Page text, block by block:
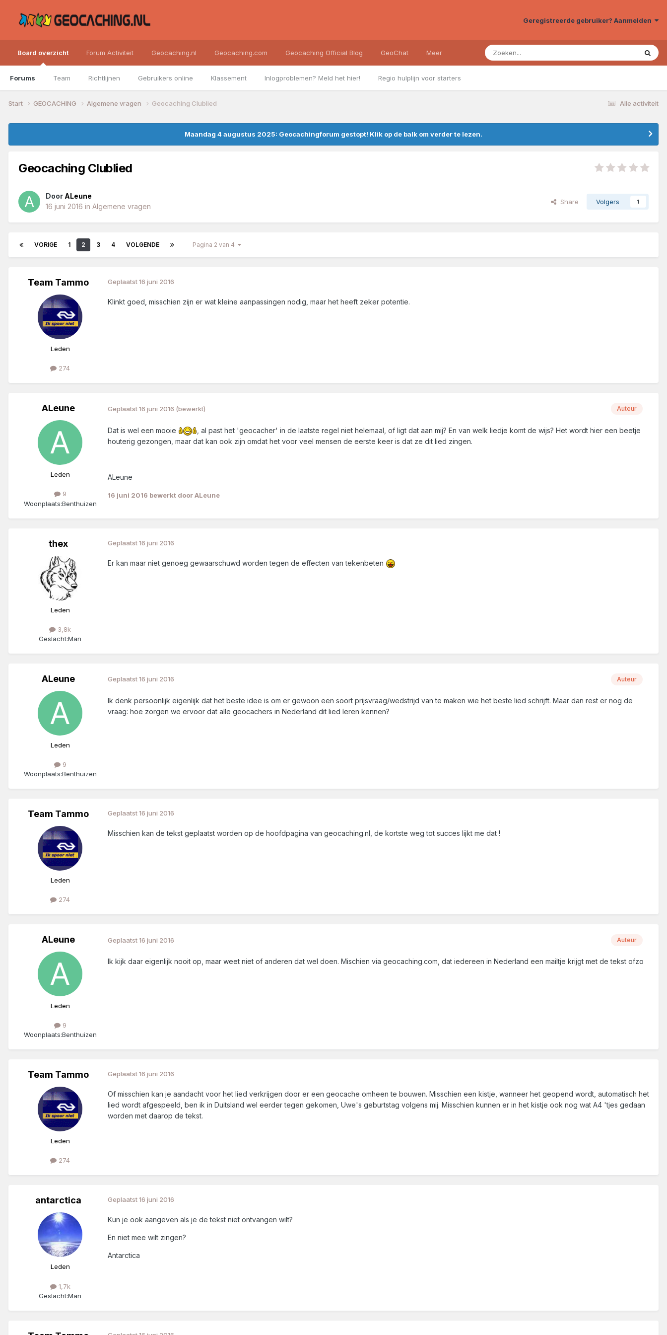
Geregistreerde gebruiker? Aanmelden
Board overzicht
Forums Team Richtlijnen Gebruikers online Klassement Inlogproblemen? Meld het hier! Regio hulplijn voor starters
Forum Activiteit Geocaching.nl Geocaching.com Geocaching Official Blog GeoChat Meer
Alle activiteit
Start GEOCACHING Algemene vragen Geocaching Clublied
Maandag 4 augustus 2025: Geocachingforum gestopt! Klik op de balk om verder te lezen.
Geocaching Clublied
Door ALeune
16 juni 2016 in Algemene vragen
Share Volgers 1
VORIGE 1 2 3 4 VOLGENDE Pagina 2 van 4
Team Tammo
Leden
274
Geplaatst16 juni 2016
Klinkt goed, misschien zijn er wat kleine aanpassingen nodig, maar het heeft zeker potentie.
ALeune
Leden
9
Woonplaats:Benthuizen
Auteur
Geplaatst16 juni 2016 (bewerkt)
Dat is wel een mooie
, al past het 'geocacher' in de laatste regel niet helemaal, of ligt dat aan mij? En van welk liedje komt de wijs? Het wordt hier een beetje
houterig gezongen, maar dat kan ook zijn omdat het voor veel mensen de eerste keer is dat ze dit lied zingen.
ALeune
16 juni 2016 bewerkt door ALeune
thex
Leden
3,8k
Geslacht:Man
Geplaatst16 juni 2016
Er kan maar niet genoeg gewaarschuwd worden tegen de effecten van tekenbeten
ALeune
Leden
9
Woonplaats:Benthuizen
Auteur
Geplaatst16 juni 2016
Ik denk persoonlijk eigenlijk dat het beste idee is om er gewoon een soort prijsvraag/wedstrijd van te maken wie het beste lied schrijft. Maar dan rest er nog de
vraag: hoe zorgen we ervoor dat alle geocachers in Nederland dit lied leren kennen?
Team Tammo
Leden
274
Geplaatst16 juni 2016
Misschien kan de tekst geplaatst worden op de hoofdpagina van geocaching.nl, de kortste weg tot succes lijkt me dat !
ALeune
Leden
9
Woonplaats:Benthuizen
Auteur
Geplaatst16 juni 2016
Ik kijk daar eigenlijk nooit op, maar weet niet of anderen dat wel doen. Mischien via geocaching.com, dat iedereen in Nederland een mailtje krijgt met de tekst ofzo
Team Tammo
Leden
274
Geplaatst16 juni 2016
Of misschien kan je aandacht voor het lied verkrijgen door er een geocache omheen te bouwen. Misschien een kistje, wanneer het geopend wordt, automatisch het
lied wordt afgespeeld, ben ik in Duitsland wel eerder tegen gekomen, Uwe's geburtstag volgens mij. Misschien kunnen er in het kistje ook nog wat A4 'tjes gedaan
worden met daarop de tekst.
antarctica
Leden
1,7k
Geslacht:Man
Geplaatst16 juni 2016
Kun je ook aangeven als je de tekst niet ontvangen wilt?
En niet mee wilt zingen?
Antarctica